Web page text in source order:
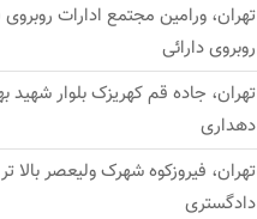
تهران، ورامین مجتمع ادارات
روبروی دارائی
دهداری
تهران، فیروزکوه شهرک ولیعصر بالا
دادگستری